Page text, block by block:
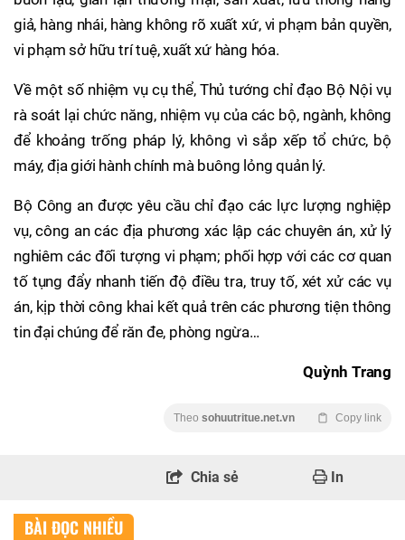
giả, hàng nhái, hàng không rõ xuất xứ, vi phạm bản quyền,
vi phạm sở hữu trí tuệ, xuất xứ hàng hóa.
Về một số nhiệm vụ cụ thể, Thủ tướng chỉ đạo Bộ Nội vụ
rà soát lại chức năng, nhiệm vụ của các bộ, ngành, không
để khoảng trống pháp lý, không vì sắp xếp tổ chức, bộ
máy, địa giới hành chính mà buông lỏng quản lý.
Bộ Công an được yêu cầu chỉ đạo các lực lượng nghiệp
vụ, công an các địa phương xác lập các chuyên án, xử lý
nghiêm các đối tượng vi phạm; phối hợp với các cơ quan
tố tụng đẩy nhanh tiến độ điều tra, truy tố, xét xử các vụ
án, kịp thời công khai kết quả trên các phương tiện thông
tin đại chúng để răn đe, phòng ngừa…
Quỳnh Trang
Theo sohuutritue.net.vn Copy link
Chia sẻ In
BÀI ĐỌC NHIỀU